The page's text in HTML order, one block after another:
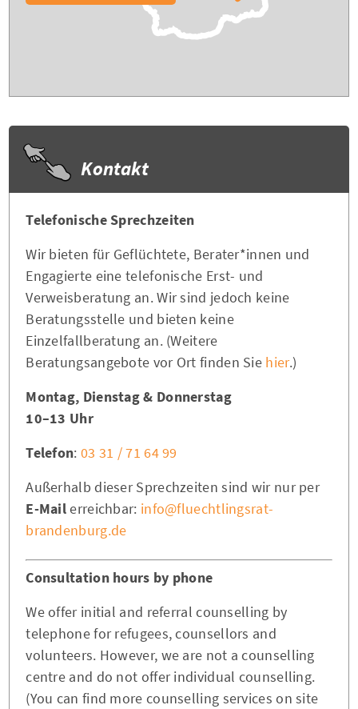
Kontakt
Telefonische Sprechzeiten
Wir bieten für Geflüchtete, Berater*innen und
Engagierte eine telefonische Erst- und
Verweisberatung an. Wir sind jedoch keine
Beratungsstelle und bieten keine
Einzelfallberatung an. (Weitere
Beratungsangebote vor Ort finden Sie hier.)
Montag, Dienstag & Donnerstag
10–13 Uhr
Telefon: 03 31 / 71 64 99
Außerhalb dieser Sprechzeiten sind wir nur per
E-Mailerreichbar: info@fluechtlingsrat-
brandenburg.de
Consultation hours by phone
We offer initial and referral counselling by
telephone for refugees, counsellors and
volunteers. However, we are not a counselling
centre and do not offer individual counselling.
(You can find more counselling services on site